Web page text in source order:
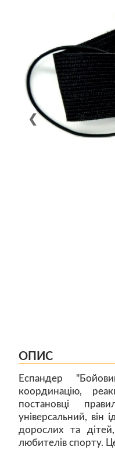
❮
ОПИС
Еспандер
координацію,
постановці
універсальний, він
дорослих та
любителів спорту.